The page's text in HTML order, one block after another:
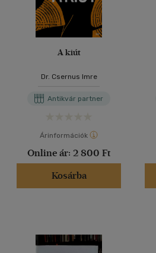
A kiút
Dr. Csernus Imre
Antikvár partner
Árinformációk
Online ár: 2 800 Ft
Kosárba